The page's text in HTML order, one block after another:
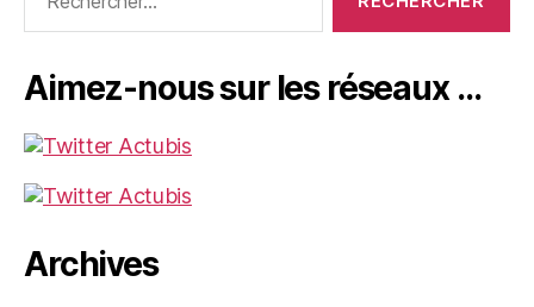
Aimez-nous sur les réseaux …
Archives